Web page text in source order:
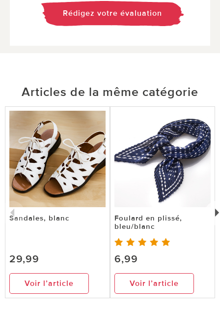
Rédigez votre évaluation
Articles de la même catégorie
Sandales, blanc
29,99
Voir l’article
Foulard en plissé,
bleu/blanc
6,99
Voir l’article